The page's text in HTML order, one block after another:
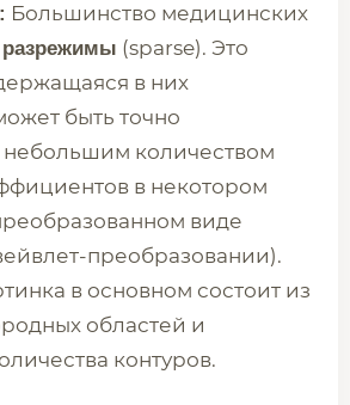
Большинство медицинских
разрежимы (sparse). Это
в них
быть точно
небольшим количеством
в некотором
виде
преобразовании).
в основном состоит из
областей и
контуров.